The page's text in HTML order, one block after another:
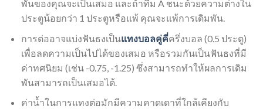
พันของคุณจะเป็นเสมอ และถ้าทีม A ชนะด้วยความต่างใน
ประตูน้อยกว่า 1 ประตูหรือแพ้ คุณจะแพ้การเดิมพัน.
การต่ออาจแบ่งฟันธงเป็นแทงบอลคู่คี่ครึ่งบอล (0.5 ประตู)
เพื่อลดความเป็นไปได้ของเสมอ หรือรวมกันเป็นฟันธงที่มี
ค่าทศนิยม (เช่น -0.75, -1.25) ซึ่งสามารถทำให้ผลการเดิม
พันสามารถเป็นเสมอได้.
ค่าน้ำในการแทงต่อมักมีความคาดเดาที่ใกล้เคียงกับ